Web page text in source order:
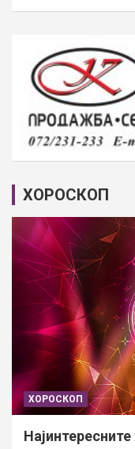
ХОРОСКОП
ХОРОСКОП